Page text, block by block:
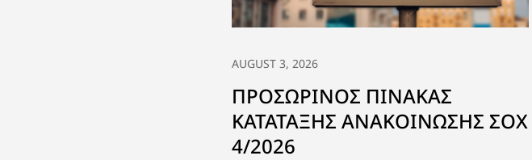
AUGUST 3, 2026
ΠΡΟΣΩΡΙΝΟΣ ΠΙΝΑΚΑΣ
ΚΑΤΑΤΑΞΗΣ ΑΝΑΚΟΙΝΩΣΗΣ ΣΟΧ
4/2026